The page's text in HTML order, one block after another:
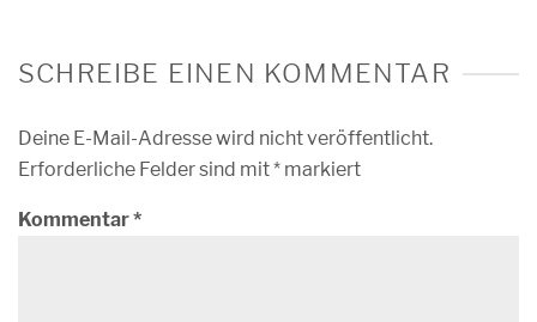
SCHREIBE EINEN KOMMENTAR
Deine E-Mail-Adresse wird nicht veröffentlicht.
Erforderliche Felder sind mit* markiert
Kommentar*